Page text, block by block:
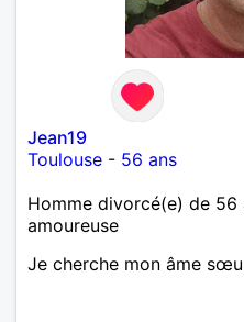
Jean19
Toulouse - 56 ans
Homme divorcé(e) de
amoureuse
Je cherche mon âme